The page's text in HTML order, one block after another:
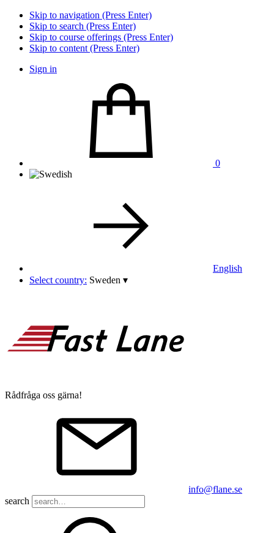
Skip to navigation (Press Enter)
Skip to search (Press Enter)
Skip to course offerings (Press Enter)
Skip to content (Press Enter)
Sign in
0
English
Select country: Sweden ▾
Rådfråga oss gärna!
info@flane.se
search